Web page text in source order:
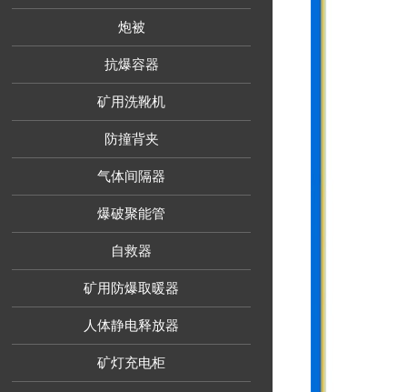
炮被
抗爆容器
矿用洗靴机
防撞背夹
气体间隔器
爆破聚能管
自救器
矿用防爆取暖器
人体静电释放器
矿灯充电柜